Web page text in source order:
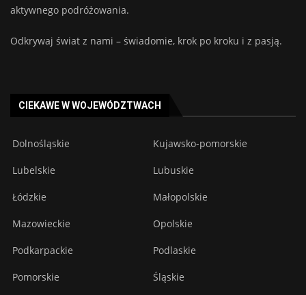
aktywnego podróżowania.
Odkrywaj świat z nami – świadomie, krok po kroku i z pasją.
CIEKAWE W WOJEWÓDZTWACH
Dolnośląskie Kujawsko-pomorskie
Lubelskie Lubuskie
Łódzkie Małopolskie
Mazowieckie Opolskie
Podkarpackie Podlaskie
Pomorskie Śląskie